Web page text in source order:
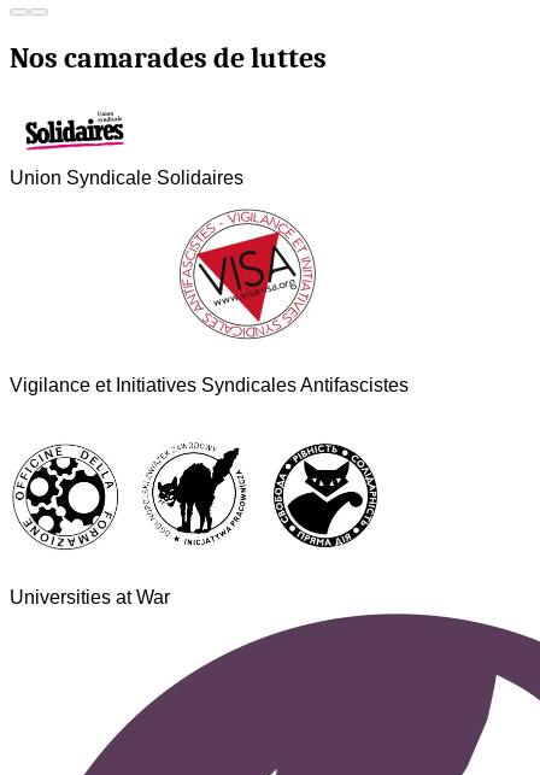
Nos camarades de luttes
Union Syndicale Solidaires
Vigilance et Initiatives Syndicales Antifascistes
Universities at War